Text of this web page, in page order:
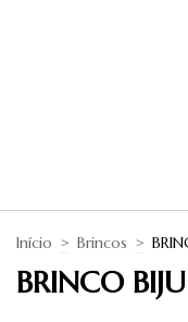
Início > Brincos >
BRINCO